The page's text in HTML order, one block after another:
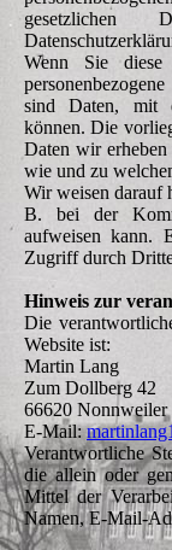
gesetzlichen
Wenn Sie diese
sind Daten, mit
können. Die
Daten wir
wie und zu
Wir weisen darauf
B. bei der
aufweisen kann.
Zugriff durch
Hinweis zur
Die
Website ist:
Martin Lang
Zum Dollberg 42
66620 Nonnweiler
E-Mail:
Verantwortliche
die allein oder
Mittel der
Namen, E-Mail-